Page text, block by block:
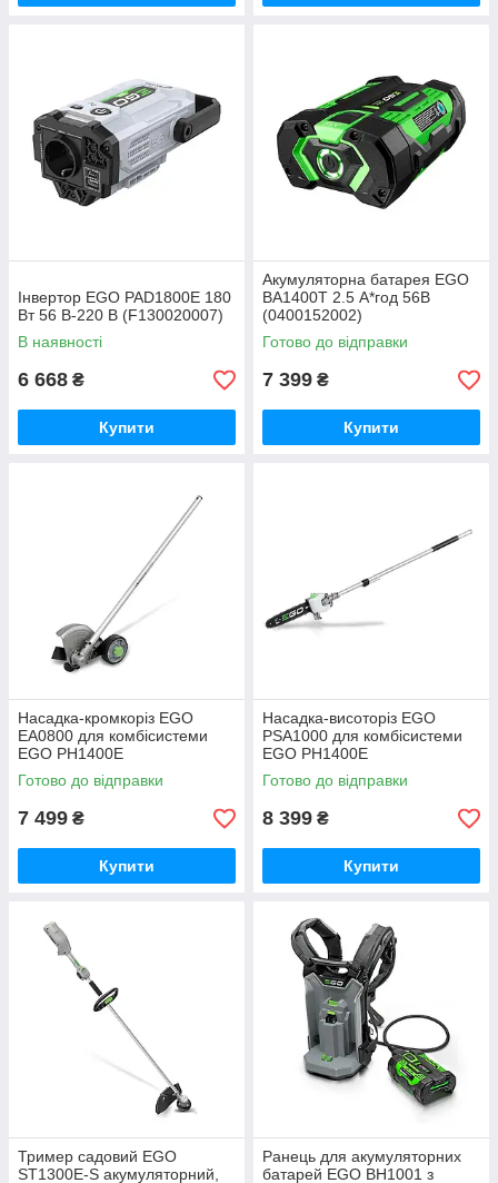
Інвертор EGO PAD1800E 180
Вт 56 В-220 В (F130020007)
В наявності
6 668 ₴
Купити
Акумуляторна батарея EGO
BA1400T 2.5 А*год 56В
(0400152002)
Готово до відправки
7 399 ₴
Купити
Насадка-кромкоріз EGO
EA0800 для комбісистеми
EGO PH1400E
Готово до відправки
7 499 ₴
Купити
Насадка-висоторіз EGO
PSA1000 для комбісистеми
EGO PH1400E
Готово до відправки
8 399 ₴
Купити
Тример садовий EGO
ST1300E-S акумуляторний,
Ранець для акумуляторних
батарей EGO BH1001 з